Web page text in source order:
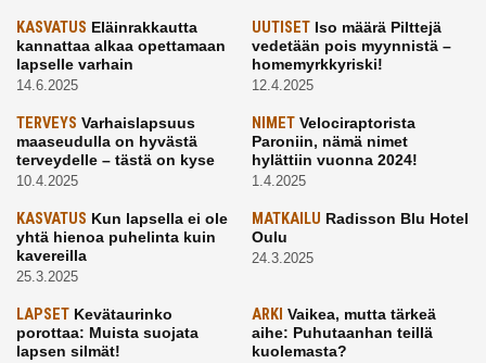
KASVATUS Eläinrakkautta
kannattaa alkaa opettamaan
lapselle varhain
14.6.2025
UUTISETIso määrä Pilttejä
vedetään pois myynnistä –
homemyrkkyriski!
12.4.2025
TERVEYS Varhaislapsuus
maaseudulla on hyvästä
terveydelle – tästä on kyse
10.4.2025
NIMETVelociraptorista
Paroniin, nämä nimet
hylättiin vuonna 2024!
1.4.2025
KASVATUS Kun lapsella ei ole
yhtä hienoa puhelinta kuin
kavereilla
25.3.2025
MATKAILU Radisson Blu Hotel
Oulu
24.3.2025
LAPSET Kevätaurinko
porottaa: Muista suojata
lapsen silmät!
ARKI Vaikea, mutta tärkeä
aihe: Puhutaanhan teillä
kuolemasta?